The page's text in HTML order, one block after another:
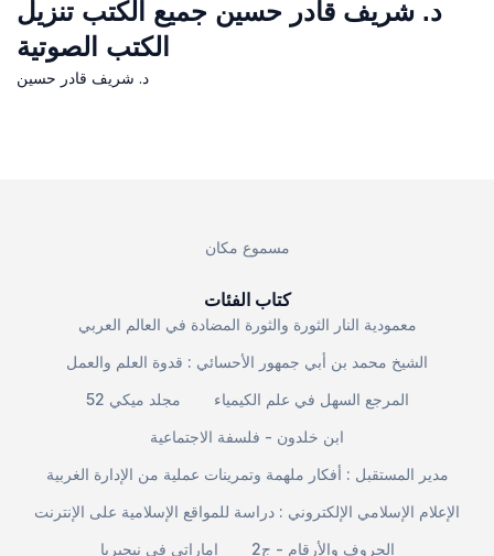
د. شريف قادر حسين جميع الكتب تنزيل
الكتب الصوتية
د. شريف قادر حسين
مسموع مكان
كتاب الفئات
معمودية النار الثورة والثورة المضادة في العالم العربي
الشيخ محمد بن أبي جمهور الأحسائي : قدوة العلم والعمل
مجلد ميكي 52
المرجع السهل في علم الكيمياء
ابن خلدون - فلسفة الاجتماعية
مدير المستقبل : أفكار ملهمة وتمرينات عملية من الإدارة الغربية
الإعلام الإسلامي الإلكتروني : دراسة للمواقع الإسلامية على الإنترنت
إماراتي في نيجيريا
الحروف والأرقام - ج2